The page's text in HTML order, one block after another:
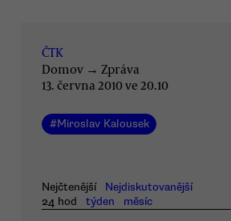
ČTK
Domov → Zpráva
13. června 2010 ve 20.10
#Miroslav Kalousek
Nejčtenější
Nejdiskutovanější
24 hod
týden měsíc